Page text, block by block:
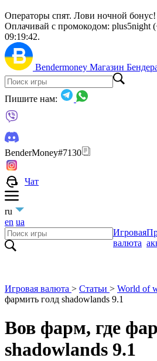
Операторы спят. Лови ночной бонус!
Оплачивай с промокодом: plus5night
09:19:40.
Bendermoney Магазин
Пишите нам:
BenderMoney#7130
Чат
ru
en ua
Игровая
валюта
Игровая валюта > Статьи > World of
фармить голд shadowlands 9.1
Вов фарм, где
shadowlands 9.1